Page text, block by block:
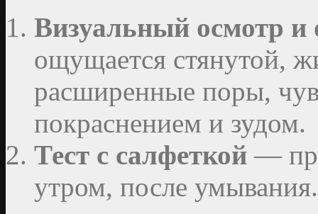
Визуальный осмотр
ощущается стянутой,
расширенные поры,
покраснением и зудом.
Тест с салфеткой —
утром, после